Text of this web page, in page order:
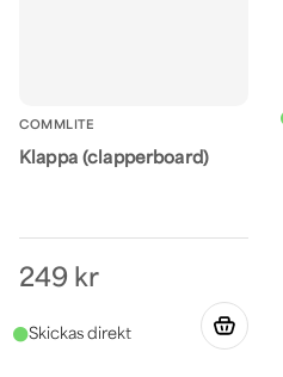
COMMLITE
Klappa (clapperboard)
249 kr